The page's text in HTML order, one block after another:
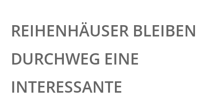
REIHENHÄUSER BLEIBEN
DURCHWEG EINE
INTERESSANTE